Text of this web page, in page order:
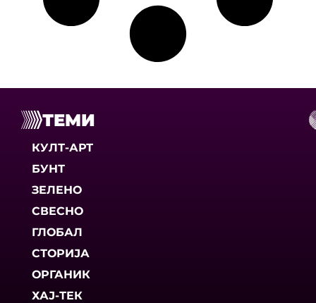
ТЕМИ
КУЛТ-АРТ
БУНТ
ЗЕЛЕНО
СВЕСНО
ГЛОБАЛ
СТОРИЈА
ОРГАНИК
ХАЈ-ТЕК